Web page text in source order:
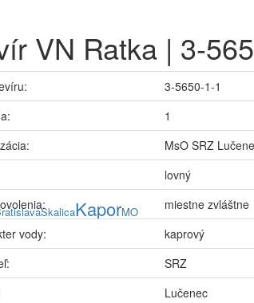
SkalicaKaporMO
VN Ratka | 3-
3-5650-1-1
1
MsO SRZ
lovný
miestne zvláštne
vody:
kaprový
SRZ
Lučenec